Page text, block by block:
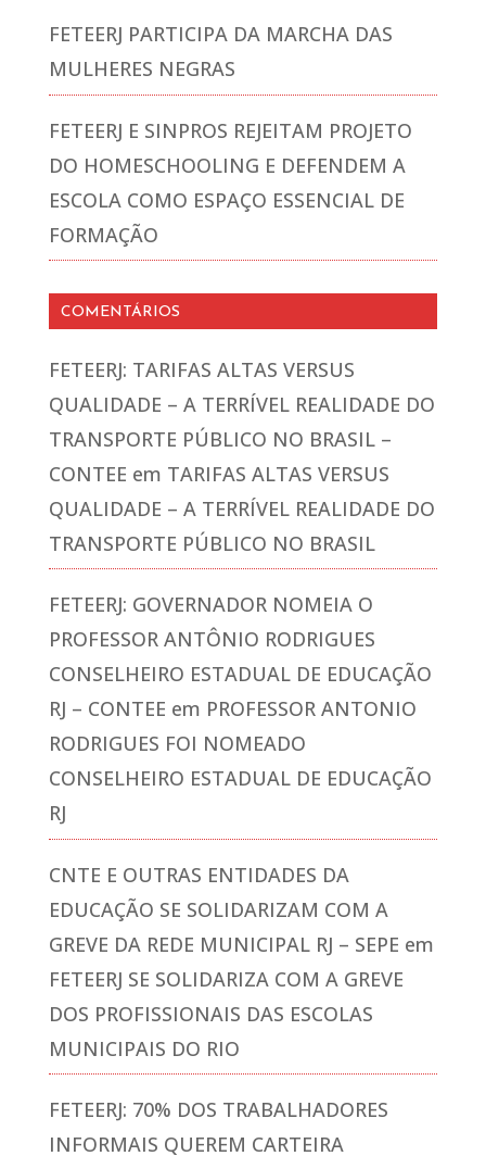
FETEERJ PARTICIPA DA MARCHA DAS
MULHERES NEGRAS
FETEERJ E SINPROS REJEITAM PROJETO
DO HOMESCHOOLING E DEFENDEM A
ESCOLA COMO ESPAÇO ESSENCIAL DE
FORMAÇÃO
COMENTÁRIOS
FETEERJ: TARIFAS ALTAS VERSUS
QUALIDADE – A TERRÍVEL REALIDADE DO
TRANSPORTE PÚBLICO NO BRASIL –
CONTEE em TARIFAS ALTAS VERSUS
QUALIDADE – A TERRÍVEL REALIDADE DO
TRANSPORTE PÚBLICO NO BRASIL
FETEERJ: GOVERNADOR NOMEIA O
PROFESSOR ANTÔNIO RODRIGUES
CONSELHEIRO ESTADUAL DE EDUCAÇÃO
RJ – CONTEE em PROFESSOR ANTONIO
RODRIGUES FOI NOMEADO
CONSELHEIRO ESTADUAL DE EDUCAÇÃO
RJ
CNTE E OUTRAS ENTIDADES DA
EDUCAÇÃO SE SOLIDARIZAM COM A
GREVE DA REDE MUNICIPAL RJ – SEPE em
FETEERJ SE SOLIDARIZA COM A GREVE
DOS PROFISSIONAIS DAS ESCOLAS
MUNICIPAIS DO RIO
FETEERJ: 70% DOS TRABALHADORES
INFORMAIS QUEREM CARTEIRA